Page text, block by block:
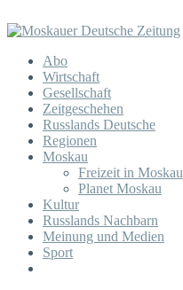
Abo
Wirtschaft
Gesellschaft
Zeitgeschehen
Russlands Deutsche
Regionen
Moskau
Freizeit in Moskau
Planet Moskau
Kultur
Russlands Nachbarn
Meinung und Medien
Sport